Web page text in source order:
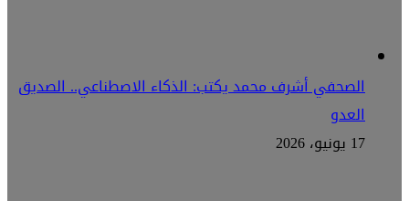
الصحفي أشرف محمد يكتب: الذكاء الاصطناعي.. الصديق
العدو
17 يونيو، 2026